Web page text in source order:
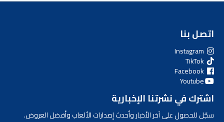
اتصل بنا
Instagram
TikTok
Facebook
Youtube
اشترك في نشرتنا الإخبارية
سجّل للحصول على آخر الأخبار وأحدث إصدارات الألعاب وأفضل العروض.